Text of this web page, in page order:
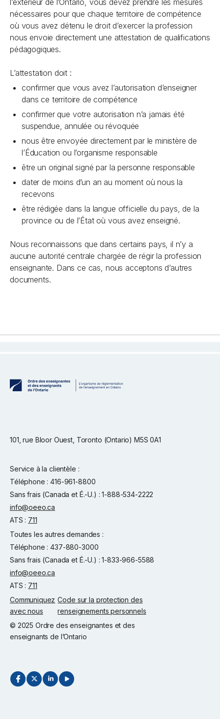
l’extérieur de l’Ontario, vous devez prendre les mesures
nécessaires pour que chaque territoire de compétence
où vous avez détenu le droit d’exercer la profession
nous envoie directement une attestation de qualifications
pédagogiques.
L’attestation doit :
confirmer que vous avez l’autorisation d’enseigner
dans ce territoire de compétence
confirmer que votre autorisation n’a jamais été
suspendue, annulée ou révoquée
nous être envoyée directement par le ministère de
l’Éducation ou l’organisme responsable
être un original signé par la personne responsable
dater de moins d’un an au moment où nous la
recevons
être rédigée dans la langue officielle du pays, de la
province ou de l’État où vous avez enseigné.
Nous reconnaissons que dans certains pays, il n’y a
aucune autorité centrale chargée de régir la profession
enseignante. Dans ce cas, nous acceptons d’autres
documents.
101, rue Bloor Ouest, Toronto (Ontario) M5S 0A1
Service à la clientèle :
Téléphone : 416-961-8800
Sans frais (Canada et É.-U.) : 1-888-534-2222
info@oeeo.ca
ATS : 711
Toutes les autres demandes :
Téléphone : 437-880-3000
Sans frais (Canada et É.-U.) : 1-833-966-5588
info@oeeo.ca
ATS : 711
Communiquez
avec nous
Code sur la protection des
renseignements personnels
© 2025 Ordre des enseignantes et des
enseignants de l’Ontario